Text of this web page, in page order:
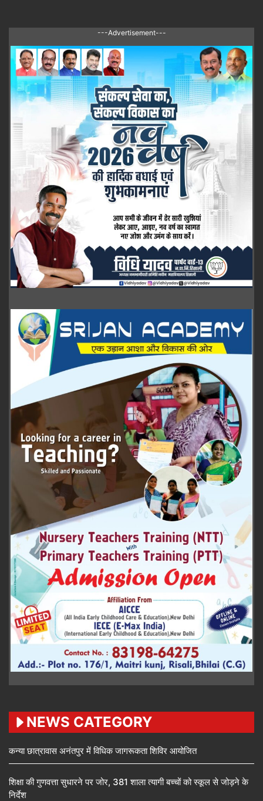
---Advertisement---
NEWS CATEGORY
कन्या छात्रावास अनंतपुर में विधिक जागरूकता शिविर आयोजित
शिक्षा की गुणवत्ता सुधारने पर जोर, 381 शाला त्यागी बच्चों को स्कूल से जोड़ने के
निर्देश